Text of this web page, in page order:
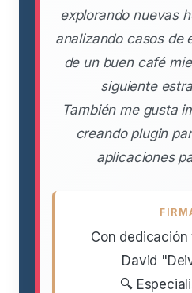
explorando nuevas
analizando casos de
de un buen café
siguiente
También me gusta
creando plugin
aplicaciones
Con
David
🔍